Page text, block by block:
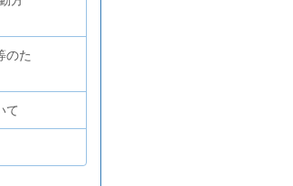
のた
て